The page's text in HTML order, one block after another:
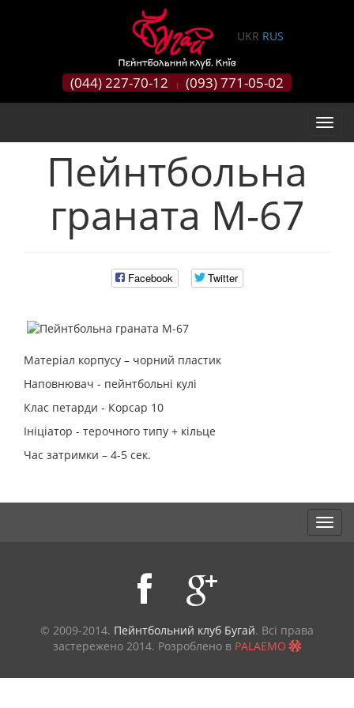
UKR RUS
(044) 227-70-12 | (093) 771-05-02
Пейнтбольна
граната М-67
Facebook Twitter
Матеріал корпусу – чорний пластик
Наповнювач - пейнтбольні кулі
Клас петарди - Корсар 10
Ініціатор - терочного типу + кільце
Час затримки – 4-5 сек.
© 2009-2014. Пейнтбольний клуб Бугай. Всі права
застережено 2014. Розроблено в PALAEMO